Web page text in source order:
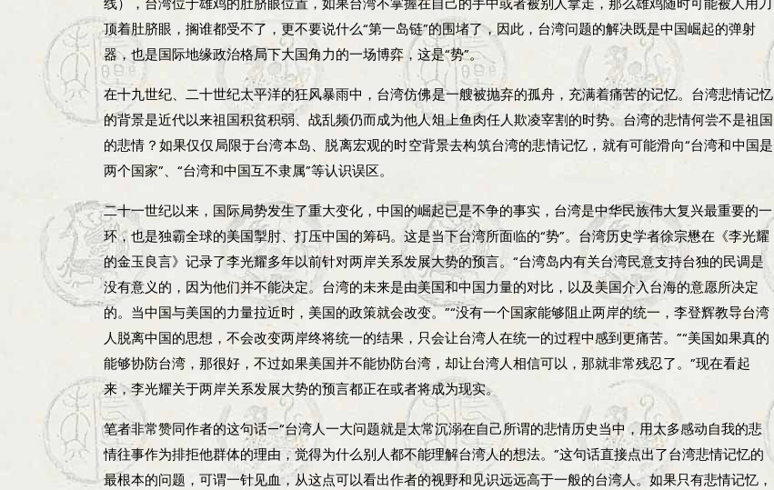
顶着肚脐眼，搁谁都受不了，更不要说什么“第一岛链”的围堵了，因此，台湾问题的解决既是中国崛起的弹射
器，也是国际地缘政治格局下大国角力的一场博弈，这是“势”。
在十九世纪、二十世纪太平洋的狂风暴雨中，台湾仿佛是一艘被抛弃的孤舟，充满着痛苦的记忆。台湾悲情记忆
的背景是近代以来祖国积贫积弱、战乱频仍而成为他人俎上鱼肉任人欺凌宰割的时势。台湾的悲情何尝不是祖国
的悲情？如果仅仅局限于台湾本岛、脱离宏观的时空背景去构筑台湾的悲情记忆，就有可能滑向“台湾和中国是
两个国家”、“台湾和中国互不隶属”等认识误区。
二十一世纪以来，国际局势发生了重大变化，中国的崛起已是不争的事实，台湾是中华民族伟大复兴最重要的一
环，也是独霸全球的美国掣肘、打压中国的筹码。这是当下台湾所面临的“势”。台湾历史学者徐宗懋在《李光耀
的金玉良言》记录了李光耀多年以前针对两岸关系发展大势的预言。“台湾岛内有关台湾民意支持台独的民调是
没有意义的，因为他们并不能决定。台湾的未来是由美国和中国力量的对比，以及美国介入台海的意愿所决定
的。当中国与美国的力量拉近时，美国的政策就会改变。”“没有一个国家能够阻止两岸的统一，李登辉教导台湾
人脱离中国的思想，不会改变两岸终将统一的结果，只会让台湾人在统一的过程中感到更痛苦。”“美国如果真的
能够协防台湾，那很好，不过如果美国并不能协防台湾，却让台湾人相信可以，那就非常残忍了。”现在看起
来，李光耀关于两岸关系发展大势的预言都正在或者将成为现实。
笔者非常赞同作者的这句话—“台湾人一大问题就是太常沉溺在自己所谓的悲情历史当中，用太多感动自我的悲
情往事作为排拒他群体的理由，觉得为什么别人都不能理解台湾人的想法。”这句话直接点出了台湾悲情记忆的
最根本的问题，可谓一针见血，从这点可以看出作者的视野和见识远远高于一般的台湾人。如果只有悲情记忆，